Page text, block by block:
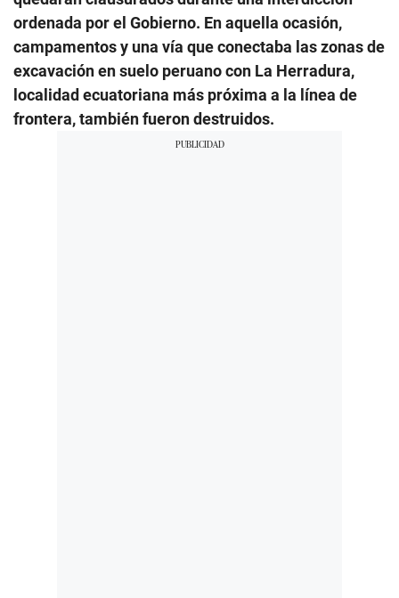
ordenada por el Gobierno. En aquella ocasión,
campamentos y una vía que conectaba las zonas de
excavación en suelo peruano con La Herradura,
localidad ecuatoriana más próxima a la línea de
frontera, también fueron destruidos.